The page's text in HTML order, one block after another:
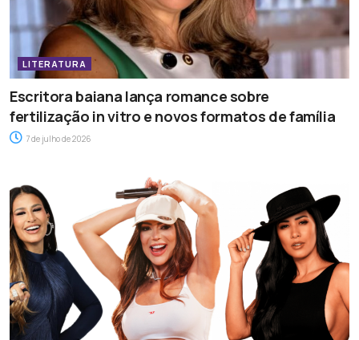
LITERATURA
Escritora baiana lança romance sobre
fertilização in vitro e novos formatos de família
7 de julho de 2026